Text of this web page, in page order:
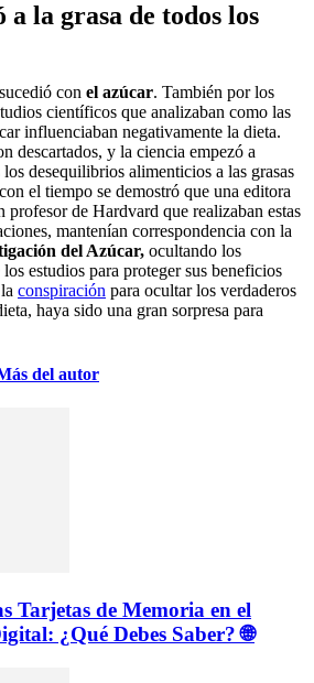
la grasa de todos los
con el azúcar. También por los
científicos que analizaban como las
influenciaban negativamente la dieta.
descartados, y la ciencia empezó a
desequilibrios alimenticios a las grasas
el tiempo se demostró que una editora
profesor de Hardvard que realizaban estas
mantenían correspondencia con la
del Azúcar, ocultando los
estudios para proteger sus beneficios
conspiración para ocultar los verdaderos
haya sido una gran sorpresa para
del autor
Tarjetas de Memoria en el
¿Qué Debes Saber? 🌐